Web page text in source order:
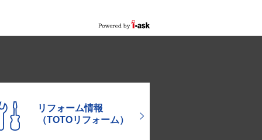
リフォーム情報
（TOTOリフォーム）